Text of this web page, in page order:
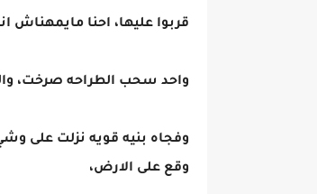
قربوا عليها، احنا مايمهناش
واحد سحب الطراحه صرخت،
وفجاه بنيه قويه نزلت على
وقع على الارض،